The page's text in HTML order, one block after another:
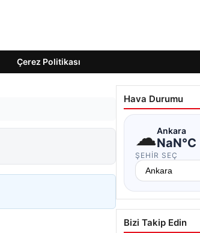
Çerez Politikası
Hava Durumu
☁Ankara
NaN°C
ŞEHIR SEÇ
Bizi Takip Edin